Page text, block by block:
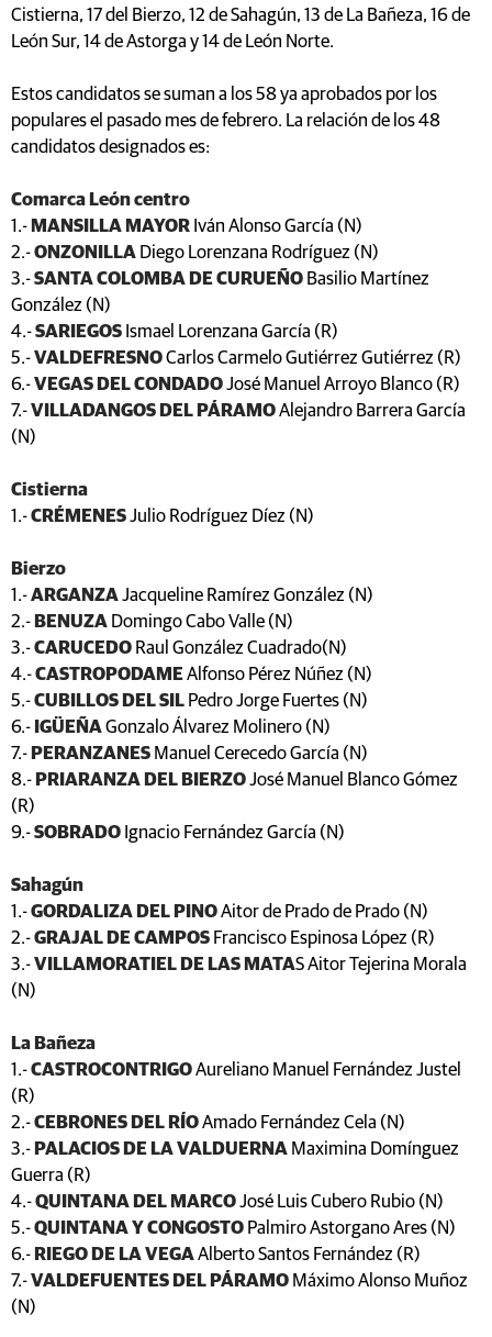
Cistierna, 17 del Bierzo, 12 de Sahagún, 13 de La Bañeza, 16 de
León Sur, 14 de Astorga y 14 de León Norte.
Estos candidatos se suman a los 58 ya aprobados por los
populares el pasado mes de febrero. La relación de los 48
candidatos designados es:
Comarca León centro
1.- MANSILLA MAYOR Iván Alonso García (N)
2.-ONZONILLA Diego Lorenzana Rodríguez (N)
3.-SANTA COLOMBA DE CURUEÑO Basilio Martínez
González (N)
4.-SARIEGOS Ismael Lorenzana García (R)
5.-VALDEFRESNOCarlos Carmelo Gutiérrez Gutiérrez (R)
6.-VEGAS DEL CONDADOJosé Manuel Arroyo Blanco (R)
7.-VILLADANGOS DEL PÁRAMOAlejandro Barrera García
(N)
Cistierna
1.-CRÉMENESJulio Rodríguez Díez (N)
Bierzo
1.-ARGANZAJacqueline Ramírez González (N)
2.- BENUZA Domingo Cabo Valle (N)
3.-CARUCEDO Raul González Cuadrado(N)
4.-CASTROPODAMEAlfonso Pérez Núñez (N)
5.-CUBILLOS DEL SIL Pedro Jorge Fuertes (N)
6.- IGÜEÑAGonzalo Álvarez Molinero (N)
7.- PERANZANES Manuel Cerecedo García (N)
8.- PRIARANZA DEL BIERZOJosé Manuel Blanco Gómez
(R)
9.-SOBRADO Ignacio Fernández García (N)
Sahagún
1.-GORDALIZA DEL PINOAitor de Prado de Prado (N)
2.-GRAJAL DE CAMPOS Francisco Espinosa López (R)
3.-VILLAMORATIEL DE LAS MATAS Aitor Tejerina Morala
(N)
La Bañeza
1.-CASTROCONTRIGOAureliano Manuel Fernández Justel
(R)
2.-CEBRONES DEL RÍOAmado Fernández Cela (N)
3.- PALACIOS DE LA VALDUERNA Maximina Domínguez
Guerra (R)
4.-QUINTANA DEL MARCOJosé Luis Cubero Rubio (N)
5.-QUINTANA Y CONGOSTO Palmiro Astorgano Ares (N)
6.- RIEGO DE LA VEGAAlberto Santos Fernández (R)
7.-VALDEFUENTES DEL PÁRAMO Máximo Alonso Muñoz
(N)